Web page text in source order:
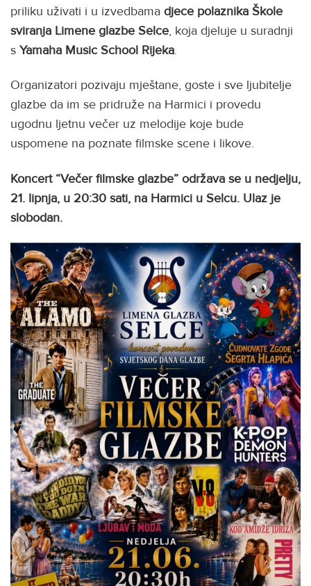
priliku uživati i u izvedbama djece polaznika Škole
sviranja Limene glazbe Selce, koja djeluje u suradnji
s Yamaha Music School Rijeka.
Organizatori pozivaju mještane, goste i sve ljubitelje
glazbe da im se pridruže na Harmici i provedu
ugodnu ljetnu večer uz melodije koje bude
uspomene na poznate filmske scene i likove.
Koncert “Večer filmske glazbe” održava se u nedjelju,
21. lipnja, u 20:30 sati, na Harmici u Selcu. Ulaz je
slobodan.